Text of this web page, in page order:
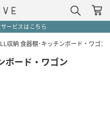
ービスはこちら
収納 食器棚･キッチンボード・ワゴン
ボード・ワゴン